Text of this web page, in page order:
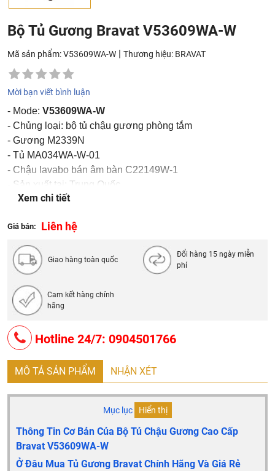
Bộ Tủ Gương Bravat V53609WA-W
Mã sản phẩm: V53609WA-W | Thương hiệu: BRAVAT
Mời bạn viết bình luận
- Mode: V53609WA-W
- Chủng loại: bộ tủ chậu gương phòng tắm
- Gương M2339N
- Tủ MA034WA-W-01
- Chậu lavabo bán âm bàn C22149W-1
- Sản xuất tại: Trung Quốc
- Thương hiệu: Bravat
Xem chi tiết
Giá bán: Liên hệ
Giao hàng toàn quốc
Đổi hàng 15 ngày miễn
phí
Cam kết hàng chính
hãng
Hotline 24/7: 0904501766
MÔ TẢ SẢN PHẨM NHẬN XÉT
Mục lục Hiển thị
Thông Tin Cơ Bản Của Bộ Tủ Chậu Gương Cao Cấp
Bravat V53609WA-W
Ở Đâu Mua Tủ Gương Bravat Chính Hãng Và Giá Rẻ